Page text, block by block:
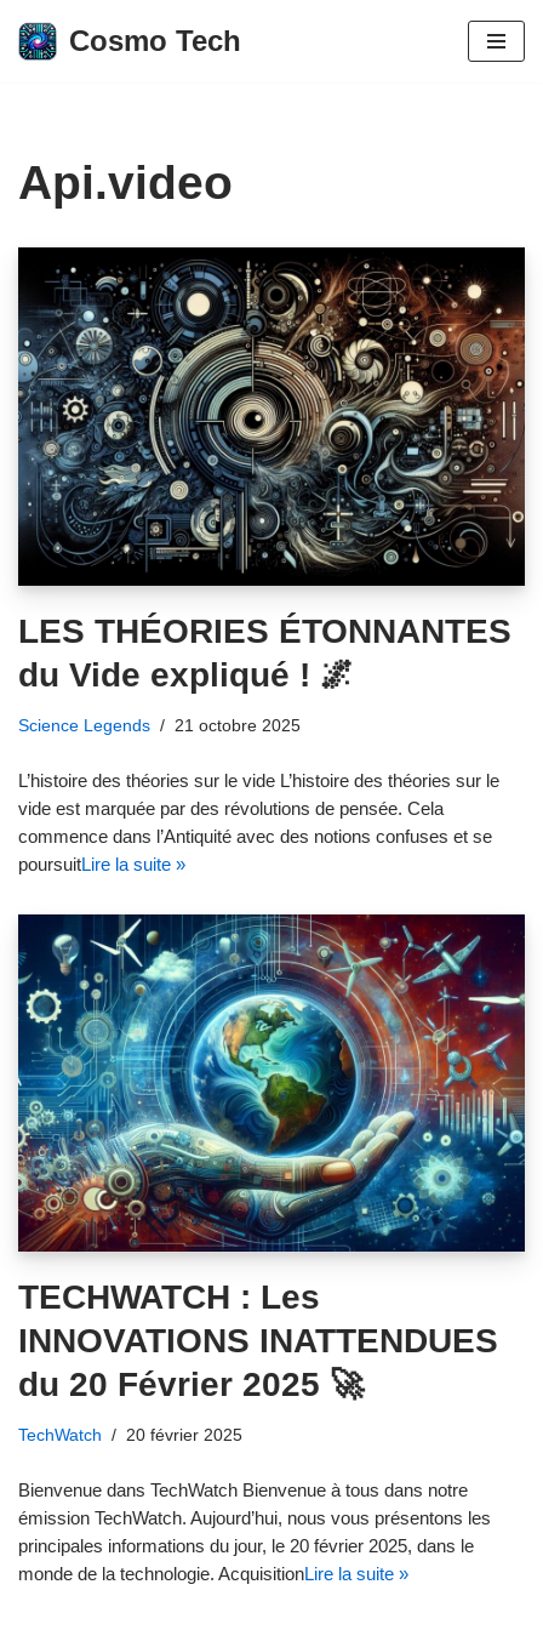
Aller
Cosmo Tech
Api.video
LES THÉORIES ÉTONNANTES
du Vide expliqué ! 🌌
Science Legends 21 octobre 2025
L’histoire des théories sur le vide L’histoire des théories sur le
vide est marquée par des révolutions de pensée. Cela
commence dans l’Antiquité avec des notions confuses et se
poursuitLire la suite »
TECHWATCH : Les
INNOVATIONS INATTENDUES
du 20 Février 2025 🚀
TechWatch 20 février 2025
Bienvenue dans TechWatch Bienvenue à tous dans notre
émission TechWatch. Aujourd’hui, nous vous présentons les
principales informations du jour, le 20 février 2025, dans le
monde de la technologie. AcquisitionLire la suite »